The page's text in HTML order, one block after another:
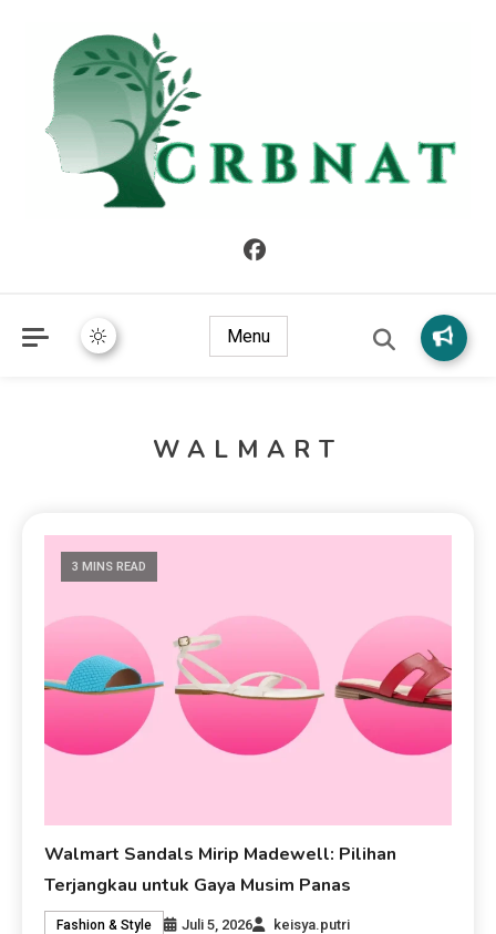
Menu
WALMART
3 MINS READ
Walmart Sandals Mirip Madewell: Pilihan
Terjangkau untuk Gaya Musim Panas
Fashion & Style Juli 5, 2026
keisya.putri